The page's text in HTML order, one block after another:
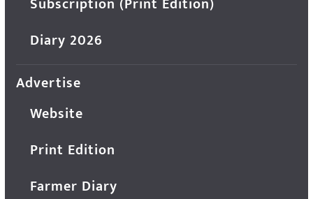
Diary 2026
Advertise
Website
Print Edition
Farmer Diary